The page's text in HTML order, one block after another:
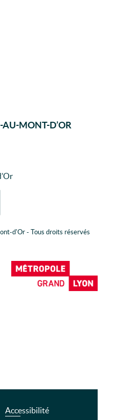
AU-MONT-D’OR
d'Or - Tous droits réservés
Accessibilité